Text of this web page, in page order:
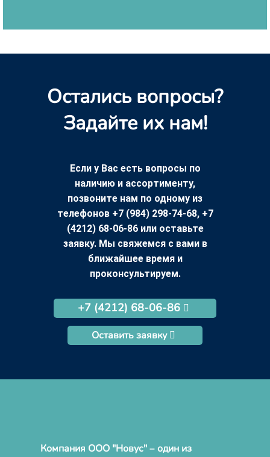
Остались вопросы?
Задайте их нам!
Если у Вас есть вопросы по
наличию и ассортименту,
позвоните нам по одному из
телефонов +7 (984) 298-74-68, +7
(4212) 68-06-86 или оставьте
заявку. Мы свяжемся с вами в
ближайшее время и
проконсультируем.
+7 (4212) 68-06-86
Оставить заявку
Компания ООО "Новус" – один из